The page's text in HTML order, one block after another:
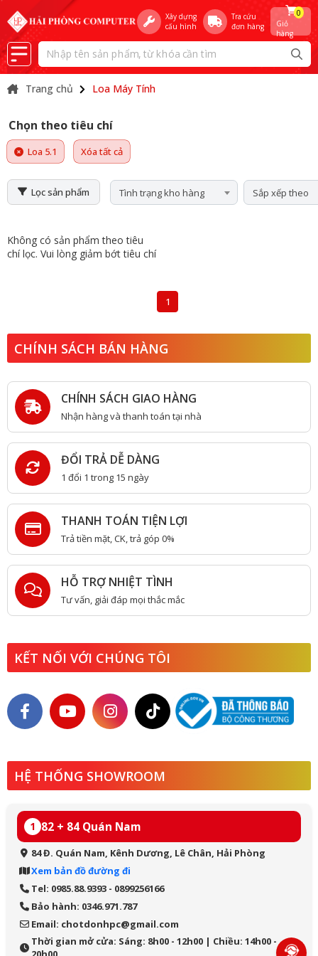
Xây dựng
cấu hình
Tra cứu
đơn hàng
Giỏ
hàng
0
Trang chủ Loa Máy Tính
Chọn theo tiêu chí
Loa 5.1 Xóa tất cả
Lọc sản phẩm Tình trạng kho hàng Sắp xếp theo
Không có sản phẩm theo tiêu
chí lọc. Vui lòng giảm bớt tiêu chí
1
CHÍNH SÁCH BÁN HÀNG
CHÍNH SÁCH GIAO HÀNG
Nhận hàng và thanh toán tại nhà
ĐỔI TRẢ DỄ DÀNG
1 đổi 1 trong 15 ngày
THANH TOÁN TIỆN LỢI
Trả tiền mặt, CK, trả góp 0%
HỖ TRỢ NHIỆT TÌNH
Tư vấn, giải đáp mọi thắc mắc
KẾT NỐI VỚI CHÚNG TÔI
HỆ THỐNG SHOWROOM
1 82 + 84 Quán Nam
84 Đ. Quán Nam, Kênh Dương, Lê Chân, Hải Phòng
Xem bản đồ đường đi
Tel: 0985.88.9393 - 0899256166
Bảo hành: 0346.971.787
Email: chotdonhpc@gmail.com
Thời gian mở cửa: Sáng: 8h00 - 12h00 | Chiều: 14h00 -